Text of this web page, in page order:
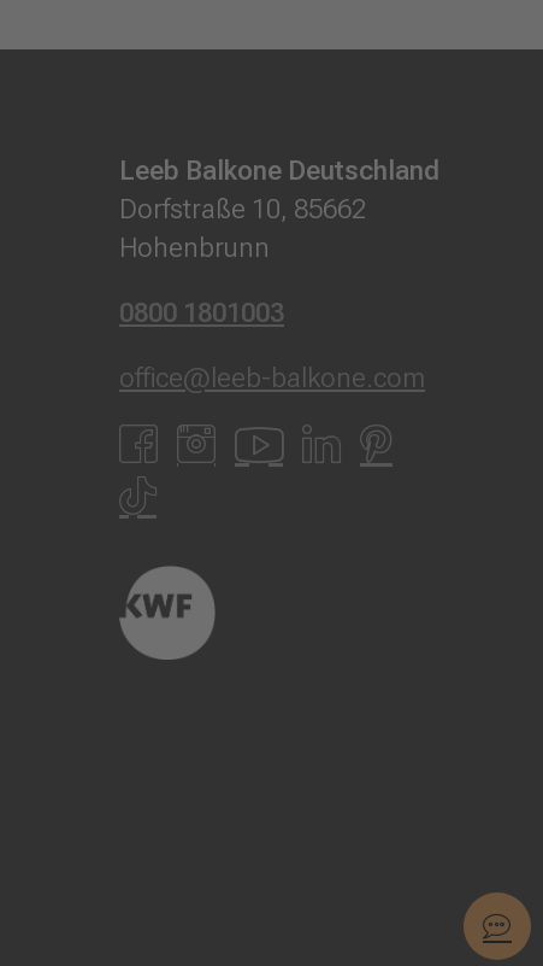
Leeb Balkone Deutschland
Dorfstraße 10, 85662
Hohenbrunn
0800 1801003
office@leeb-balkone.com